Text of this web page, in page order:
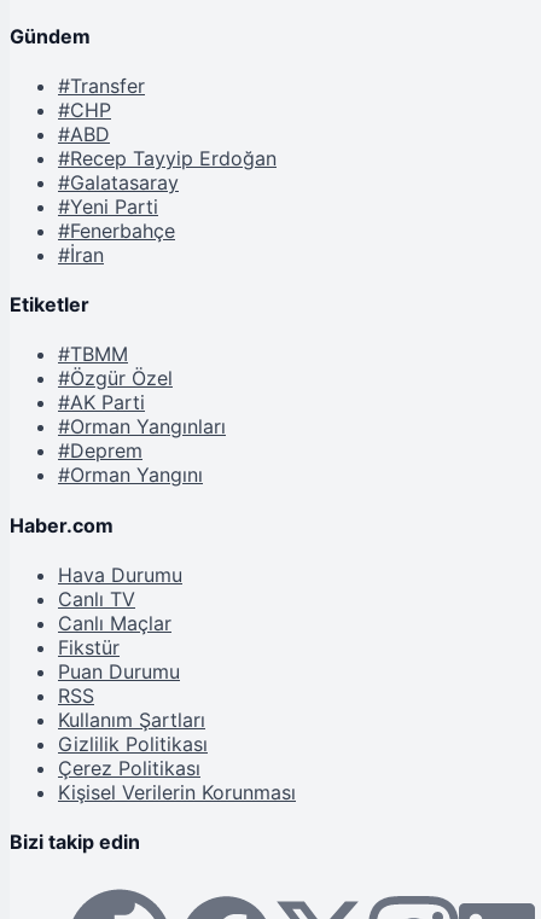
Gündem
#Transfer
#CHP
#ABD
#Recep Tayyip Erdoğan
#Galatasaray
#Yeni Parti
#Fenerbahçe
#İran
Etiketler
#TBMM
#Özgür Özel
#AK Parti
#Orman Yangınları
#Deprem
#Orman Yangını
Haber.com
Hava Durumu
Canlı TV
Canlı Maçlar
Fikstür
Puan Durumu
RSS
Kullanım Şartları
Gizlilik Politikası
Çerez Politikası
Kişisel Verilerin Korunması
Bizi takip edin